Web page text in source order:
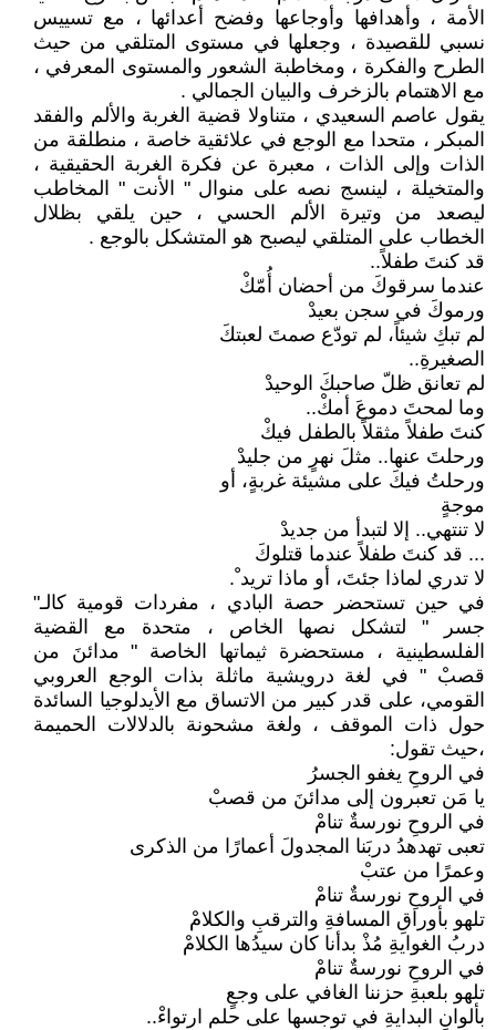
الأمة ، وأهدافها وأوجاعها وفضح أعدائها ، مع تسييس
نسبي للقصيدة ، وجعلها في مستوى المتلقي من حيث
الطرح والفكرة ، ومخاطبة الشعور والمستوى المعرفي ،
مع الاهتمام بالزخرف والبيان الجمالي .
يقول عاصم السعيدي ، متناولا قضية الغربة والألم والفقد
المبكر ، متحدا مع الوجع في علائقية خاصة ، منطلقة من
الذات وإلى الذات ، معبرة عن فكرة الغربة الحقيقية ،
والمتخيلة ، لينسج نصه على منوال " الأنت " المخاطب
ليصعد من وتيرة الألم الحسي ، حين يلقي بظلال
الخطاب على المتلقي ليصبح هو المتشكل بالوجع .
قد كنتَ طفلاً..
عندما سرقوكَ من أحضان أُمّكْ
ورموكَ في سجن بعيدْ
لم تبكِ شيئاً، لم تودّع صمتَ لعبتكَ
الصغيرةِ..
لم تعانق ظلّ صاحبكَ الوحيدْ
وما لمحتَ دموعَ أمكْ..
كنتَ طفلاً مثقلاً بالطفل فيكْ
ورحلتَ عنها.. مثلَ نهرٍ من جليدْ
ورحلتُ فيكَ على مشيئة غربةٍ، أو
موجةٍ
لا تنتهي.. إلا لتبدأ من جديدْ
... قد كنتَ طفلاً عندما قتلوكَ
لا تدري لماذا جئتَ، أو ماذا تريد ْ.
في حين تستحضر حصة البادي ، مفردات قومية كالـ"
جسر " لتشكل نصها الخاص ، متحدة مع القضية
الفلسطينية ، مستحضرة ثيماتها الخاصة " مدائنَ من
قصبْ " في لغة درويشية ماثلة بذات الوجع العروبي
القومي، على قدر كبير من الاتساق مع الأيدلوجيا السائدة
حول ذات الموقف ، ولغة مشحونة بالدلالات الحميمة
،حيث تقول:
في الروحِ يغفو الجسرُ
يا مَن تعبرون إلى مدائنَ من قصبْ
في الروحِ نورسةٌ تنامْ
تعبى تهدهدُ دربَنا المجدولَ أعمارًا من الذكرى
وعمرًا من عتبْ
في الروحِ نورسةٌ تنامْ
تلهو بأوراقِ المسافةِ والترقبِ والكلامْ
دربُ الغوايةِ مُذْ بدأنا كان سيدُها الكلامْ
في الروحِ نورسةٌ تنامْ
تلهو بلعبةِ حزننا الغافي على وجعٍ
بألوانِ البدايةِ في توجسها على حلم ارتواءْ..